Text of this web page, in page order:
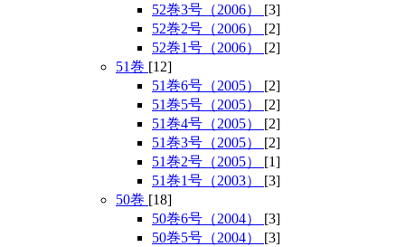
52巻3号（2006） [3]
52巻2号（2006） [2]
52巻1号（2006） [2]
51巻 [12]
51巻6号（2005） [2]
51巻5号（2005） [2]
51巻4号（2005） [2]
51巻3号（2005） [2]
51巻2号（2005） [1]
51巻1号（2003） [3]
50巻 [18]
50巻6号（2004） [3]
50巻5号（2004） [3]